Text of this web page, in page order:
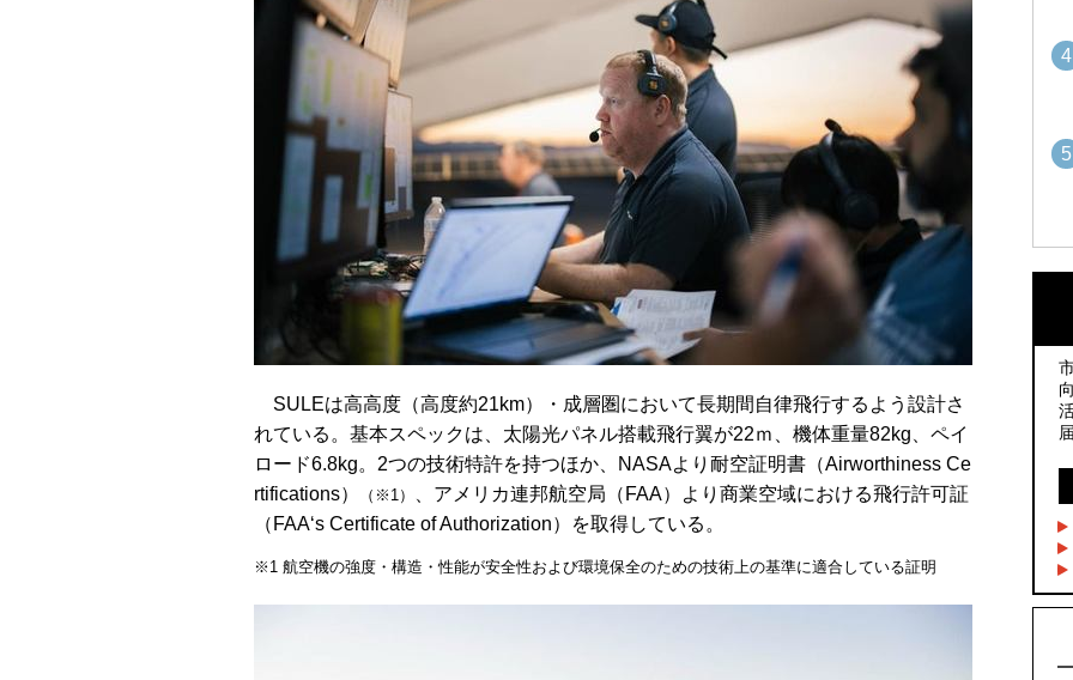
SULEは高高度（高度約21km）・成層圏において長期間自律飛行するよう設計さ
れている。基本スペックは、太陽光パネル搭載飛行翼が22ｍ、機体重量82kg、ペイ
ロード6.8kg。2つの技術特許を持つほか、NASAより耐空証明書（Airworthiness Ce
rtifications）
（※1）
、アメリカ連邦航空局（FAA）より商業空域における飛行許可証
（FAA‘s Certificate of Authorization）を取得している。
※1 航空機の強度・構造・性能が安全性および環境保全のための技術上の基準に適合している証明
4
5
5